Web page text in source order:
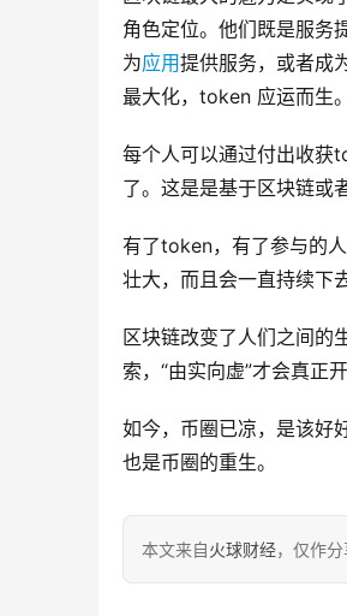
角色定位。他们既是服务
为应用提供服务，或者成
最大化，token 应运而生。
每个人可以通过付出收获
了。这是是基于区块链或
有了token，有了参与的
壮大，而且会一直持续下
区块链改变了人们之间的
索，“由实向虚”才会真正
如今，币圈已凉，是该好
也是币圈的重生。
本文来自火球财经，仅作